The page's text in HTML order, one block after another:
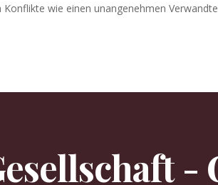
wie einen unan­genehmen
-